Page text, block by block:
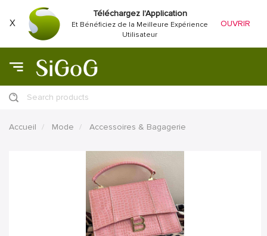
X
Téléchargez l'Application
Et Bénéficiez de la Meilleure Expérience
Utilisateur
OUVRIR
Search products
Accueil Mode Accessoires & Bagagerie